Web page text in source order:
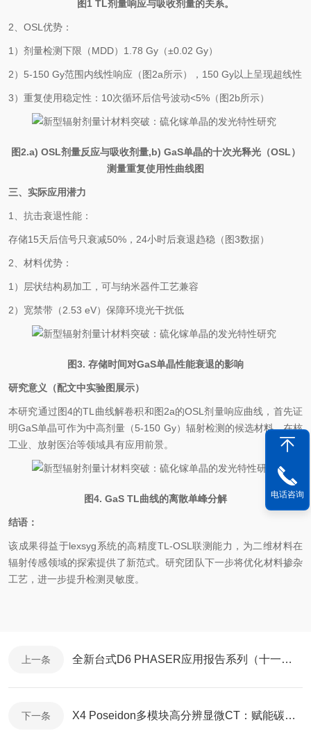
图1 TL剂量响应与吸收剂量的关系。
2 OSL 优势：
1 ）剂量检测下限（MDD） 1.78 Gy （±0.02 Gy）
2） 5-150 Gy范围内线性响应（图2a所示）， 150 Gy以上呈现超线性
3）重复使用稳定性： 10次循环后信号波动<5% （图2b所示）
图2.a) OSL剂量反应与吸收剂量,b) GaS单晶的十次光释光（OSL）
测量重复使用性曲线图
三、实际应用潜力
1 、抗击衰退性能：
存储15天后信号只衰减50% ， 24小时后衰退趋稳（图3数据）
2 、材料优势：
1 ）层状结构易加工，可与纳米器件工艺兼容
2）宽禁带（2.53 eV）保障环境光干扰低
图3. 存储时间对GaS单晶性能衰退的影响
研究意义（配文中实验图展示）
本研究通过图4的TL 曲线解卷积和图2a的OSL剂量响应曲线，首先证
明GaS单晶可作为中高剂量（5-150 Gy）辐射检测的候选材料，在核
工业、放射医治等领域具有应用前景。
图4. GaS TL曲线的离散单峰分解
结语：
该成果得益于lexsyg系统的高精度TL-OSL 联测能力，为二维材料在
辐射传感领域的探索提供了新范式。研究团队下一步将优化材料掺杂
工艺，进一步提升检测灵敏度。
上一条 全新台式D6 PHASER应用报告系列（十一）在台式机上实现原位XRD测量
下一条 X4 Poseidon多模块高分辨显微CT：赋能碳纤维增强塑料（CFRP）结构分析
电话咨询